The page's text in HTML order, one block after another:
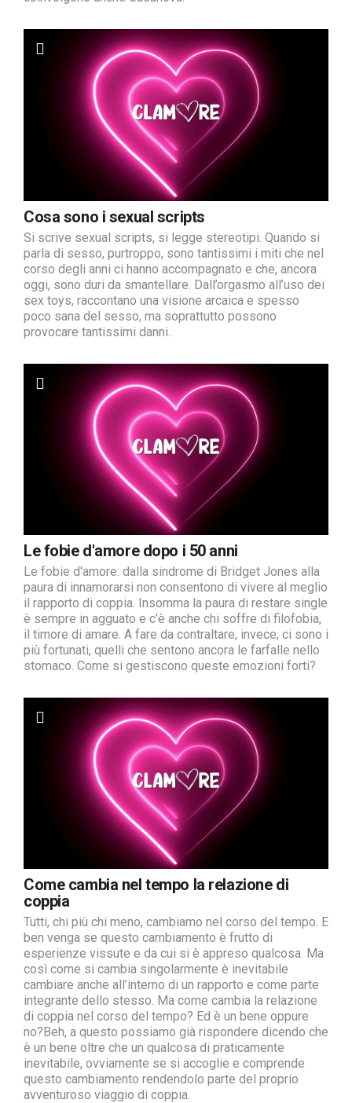
Cosa sono i sexual scripts
Si scrive sexual scripts, si legge stereotipi. Quando si
parla di sesso, purtroppo, sono tantissimi i miti che nel
corso degli anni ci hanno accompagnato e che, ancora
oggi, sono duri da smantellare. Dall’orgasmo all’uso dei
sex toys, raccontano una visione arcaica e spesso
poco sana del sesso, ma soprattutto possono
provocare tantissimi danni.
Le fobie d'amore dopo i 50 anni
Le fobie d'amore: dalla sindrome di Bridget Jones alla
paura di innamorarsi non consentono di vivere al meglio
il rapporto di coppia. Insomma la paura di restare single
è sempre in agguato e c’è anche chi soffre di filofobia,
il timore di amare. A fare da contraltare, invece, ci sono i
più fortunati, quelli che sentono ancora le farfalle nello
stomaco. Come si gestiscono queste emozioni forti?
Come cambia nel tempo la relazione di
coppia
Tutti, chi più chi meno, cambiamo nel corso del tempo. E
ben venga se questo cambiamento è frutto di
esperienze vissute e da cui si è appreso qualcosa. Ma
così come si cambia singolarmente è inevitabile
cambiare anche all’interno di un rapporto e come parte
integrante dello stesso. Ma come cambia la relazione
di coppia nel corso del tempo? Ed è un bene oppure
no?Beh, a questo possiamo già rispondere dicendo che
è un bene oltre che un qualcosa di praticamente
inevitabile, ovviamente se si accoglie e comprende
questo cambiamento rendendolo parte del proprio
avventuroso viaggio di coppia.